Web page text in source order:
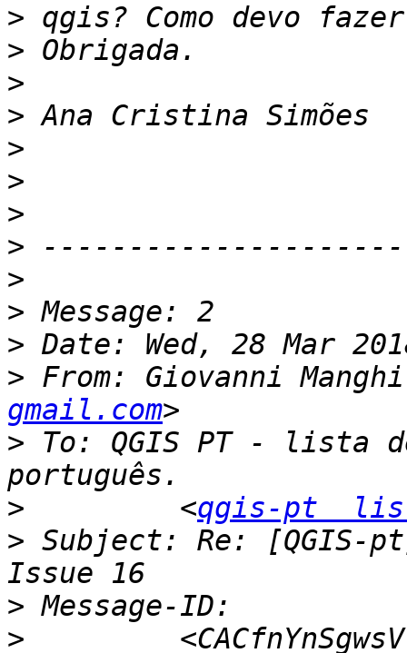
>
>
>
>
>
>
>
>
>
>
>
> From: Giovanni
gmail.com
> To: QGIS PT - lista
>
         <
qgis-pt
> Subject: Re: [QGIS-
>
>